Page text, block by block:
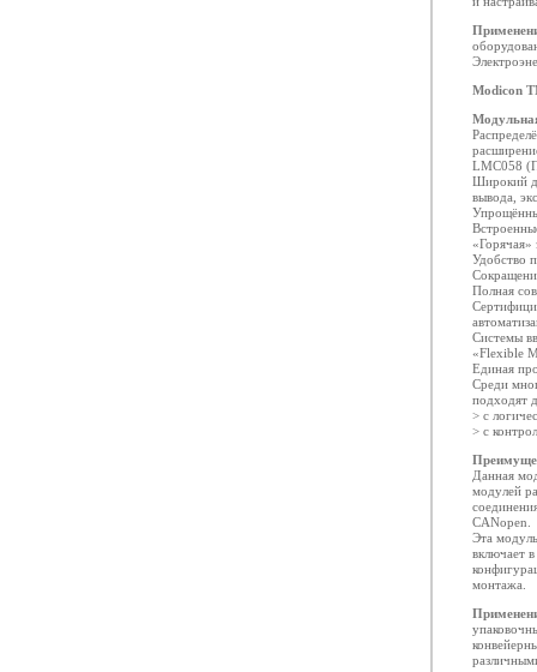
Modicon
LMC058
Широкий
вывода,
«Горячая»
Удобство
Полная
Системы
«Flexible
Единая
Среди
подходят
> с
> с
Данная
модулей
CANopen.
Эта
включает
монтажа.